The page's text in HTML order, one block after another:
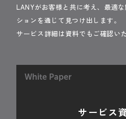
LANYがお客様と共に考え、最適
ションを通じて見つけ出します。
サービス詳細は資料でもご確認い
White Paper
サービス